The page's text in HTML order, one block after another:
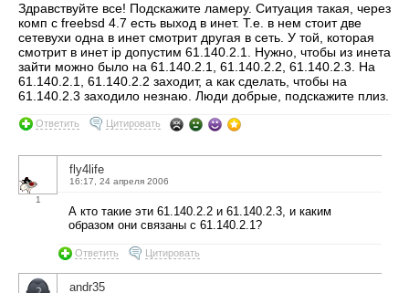
Здравствуйте все! Подскажите ламеру. Ситуация такая, через
комп с freebsd 4.7 есть выход в инет. Т.е. в нем стоит две
сетевухи одна в инет смотрит другая в сеть. У той, которая
смотрит в инет ip допустим 61.140.2.1. Нужно, чтобы из инета
зайти можно было на 61.140.2.1, 61.140.2.2, 61.140.2.3. На
61.140.2.1, 61.140.2.2 заходит, а как сделать, чтобы на
61.140.2.3 заходило незнаю. Люди добрые, подскажите плиз.
Ответить Цитировать
1
fly4life
16:17, 24 апреля 2006
А кто такие эти 61.140.2.2 и 61.140.2.3, и каким
образом они связаны с 61.140.2.1?
Ответить Цитировать
andr35